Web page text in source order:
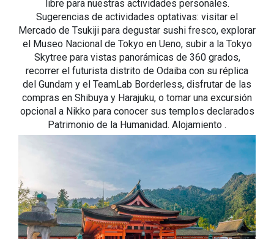
libre para nuestras actividades personales.
Sugerencias de actividades optativas: visitar el
Mercado de Tsukiji para degustar sushi fresco, explorar
el Museo Nacional de Tokyo en Ueno, subir a la Tokyo
Skytree para vistas panorámicas de 360 grados,
recorrer el futurista distrito de Odaiba con su réplica
del Gundam y el TeamLab Borderless, disfrutar de las
compras en Shibuya y Harajuku, o tomar una excursión
opcional a Nikko para conocer sus templos declarados
Patrimonio de la Humanidad. Alojamiento .